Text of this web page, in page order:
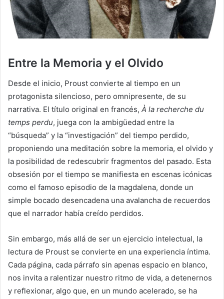
Entre la Memoria y el Olvido
Desde el inicio, Proust convierte al tiempo en un
protagonista silencioso, pero omnipresente, de su
narrativa. El título original en francés, À la recherche du
temps perdu, juega con la ambigüedad entre la
“búsqueda” y la “investigación” del tiempo perdido,
proponiendo una meditación sobre la memoria, el olvido y
la posibilidad de redescubrir fragmentos del pasado. Esta
obsesión por el tiempo se manifiesta en escenas icónicas
como el famoso episodio de la magdalena, donde un
simple bocado desencadena una avalancha de recuerdos
que el narrador había creído perdidos.
Sin embargo, más allá de ser un ejercicio intelectual, la
lectura de Proust se convierte en una experiencia íntima.
Cada página, cada párrafo sin apenas espacio en blanco,
nos invita a ralentizar nuestro ritmo de vida, a detenernos
y reflexionar, algo que, en un mundo acelerado, se ha